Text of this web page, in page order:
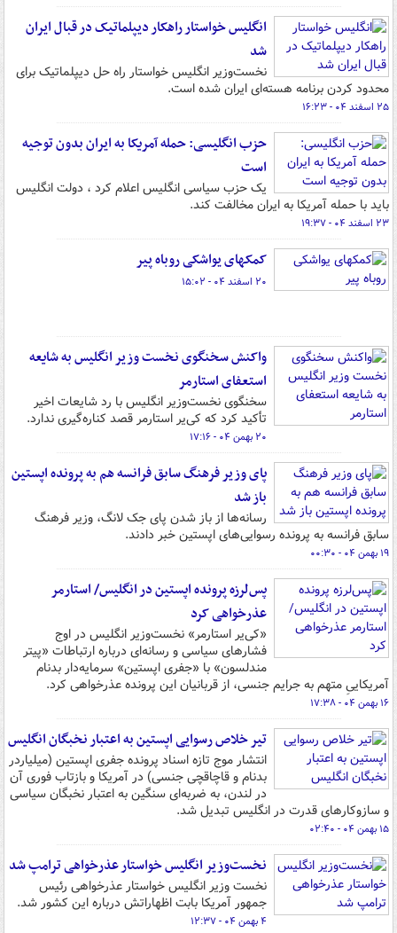
انگلیس خواستار راهکار دیپلماتیک در قبال ایران
شد
نخست‌وزیر انگلیس خواستار راه حل دیپلماتیک برای
محدود کردن برنامه هسته‌ای ایران شده است.
۲۵ اسفند ۰۴ - ۱۶:۲۳
حزب انگلیسی: حمله آمریکا به ایران بدون توجیه
است
یک حزب سیاسی انگلیس اعلام کرد ، دولت انگلیس
باید با حمله آمریکا به ایران مخالفت کند.
۲۳ اسفند ۰۴ - ۱۹:۳۷
کمکهای یواشکی روباه پیر
۲۰ اسفند ۰۴ - ۱۵:۰۲
واکنش سخنگوی نخست وزیر انگلیس به شایعه
استعفای استارمر
سخنگوی نخست‌وزیر انگلیس با رد شایعات اخیر
تأکید کرد که کی‌یر استارمر قصد کناره‌گیری ندارد.
۲۰ بهمن ۰۴ - ۱۷:۱۶
پای وزیر فرهنگ سابق فرانسه هم به پرونده اپستین
باز شد
رسانه‌ها از باز شدن پای جک لانگ، وزیر فرهنگ
سابق فرانسه به پرونده رسوایی‌های اپستین خبر دادند.
۱۹ بهمن ۰۴ - ۰۰:۳۰
پس‌لرزه پرونده اپستین در انگلیس/ استارمر
عذرخواهی کرد
«کی‌یر استارمر» نخست‌وزیر انگلیس در اوج
فشارهای سیاسی و رسانه‌ای درباره ارتباطات «پیتر
مندلسون» با «جفری اپستین» سرمایه‌دار بدنام
آمریکاییِ متهم به جرایم جنسی، از قربانیان این پرونده عذرخواهی کرد.
۱۶ بهمن ۰۴ - ۱۷:۳۸
تیر خلاص رسوایی اپستین به اعتبار نخبگان انگلیس
انتشار موج تازه اسناد پرونده جفری اپستین (میلیاردر
بدنام و قاچاقچی جنسی) در آمریکا و بازتاب فوری آن
در لندن، به ضربه‌ای سنگین به اعتبار نخبگان سیاسی
و سازوکارهای قدرت در انگلیس تبدیل شد.
۱۵ بهمن ۰۴ - ۰۲:۴۰
نخست‌وزیر انگلیس خواستار عذرخواهی ترامپ شد
نخست وزیر انگلیس خواستار عذرخواهی رئیس
جمهور آمریکا بابت اظهاراتش درباره این کشور شد.
۴ بهمن ۰۴ - ۱۲:۳۷